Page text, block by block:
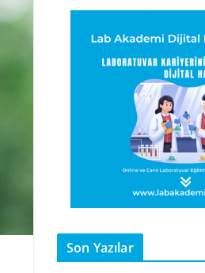
Son Yazılar